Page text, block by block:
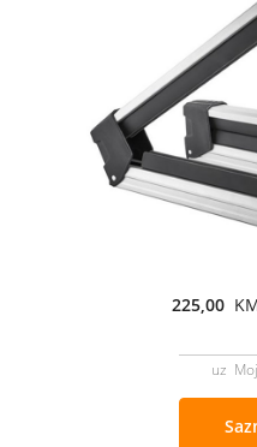
225,00
uz